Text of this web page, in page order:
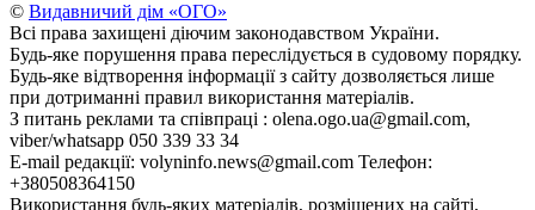
© Видавничий дім «ОГО»
Всі права захищені діючим законодавством України.
Будь-яке порушення права переслідується в судовому порядку.
Будь-яке відтворення інформації з сайту дозволяється лише
при дотриманні правил використання матеріалів.
З питань реклами та співпраці : olena.ogo.ua@gmail.com,
viber/whatsapp 050 339 33 34
E-mail редакції: volyninfo.news@gmail.com Телефон:
+380508364150
Використання будь-яких матеріалів, розміщених на сайті,